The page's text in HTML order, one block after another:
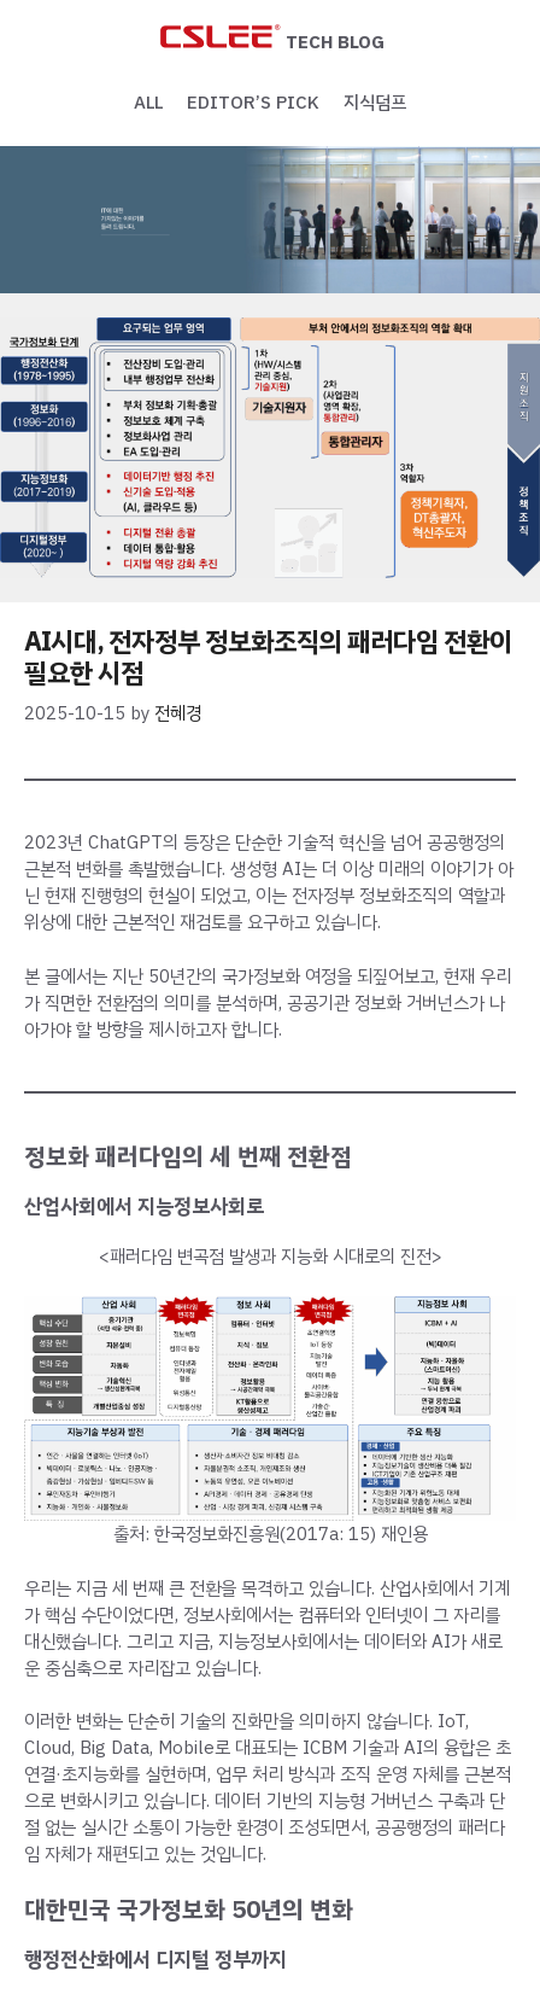
TECH BLOG
ALL EDITOR’S PICK 지식덤프
AI시대, 전자정부 정보화조직의 패러다임 전환이
필요한 시점
2025-10-15 by 전혜경
2023년 ChatGPT의 등장은 단순한 기술적 혁신을 넘어 공공행정의
근본적 변화를 촉발했습니다. 생성형 AI는 더 이상 미래의 이야기가 아
닌 현재 진행형의 현실이 되었고, 이는 전자정부 정보화조직의 역할과
위상에 대한 근본적인 재검토를 요구하고 있습니다.
본 글에서는 지난 50년간의 국가정보화 여정을 되짚어보고, 현재 우리
가 직면한 전환점의 의미를 분석하며, 공공기관 정보화 거버넌스가 나
아가야 할 방향을 제시하고자 합니다.
정보화 패러다임의 세 번째 전환점
산업사회에서 지능정보사회로
<패러다임 변곡점 발생과 지능화 시대로의 진전>
출처: 한국정보화진흥원(2017a: 15) 재인용
우리는 지금 세 번째 큰 전환을 목격하고 있습니다. 산업사회에서 기계
가 핵심 수단이었다면, 정보사회에서는 컴퓨터와 인터넷이 그 자리를
대신했습니다. 그리고 지금, 지능정보사회에서는 데이터와 AI가 새로
운 중심축으로 자리잡고 있습니다.
이러한 변화는 단순히 기술의 진화만을 의미하지 않습니다. IoT,
Cloud, Big Data, Mobile로 대표되는 ICBM 기술과 AI의 융합은 초
연결·초지능화를 실현하며, 업무 처리 방식과 조직 운영 자체를 근본적
으로 변화시키고 있습니다. 데이터 기반의 지능형 거버넌스 구축과 단
절 없는 실시간 소통이 가능한 환경이 조성되면서, 공공행정의 패러다
임 자체가 재편되고 있는 것입니다.
대한민국 국가정보화 50년의 변화
행정전산화에서 디지털 정부까지